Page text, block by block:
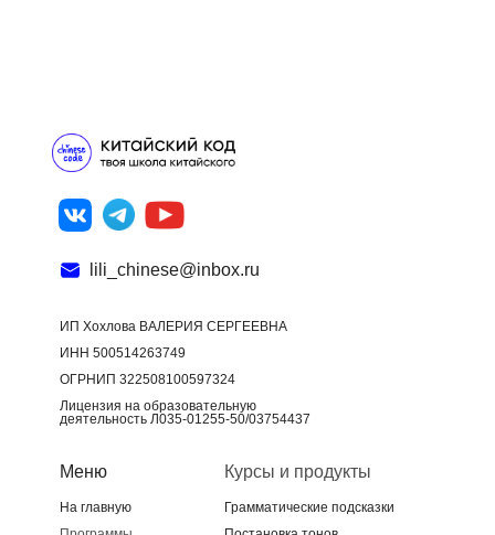
Курсы и продукты
Грамматические подсказки
На главную
Меню
ИП Хохлова ВАЛЕРИЯ СЕРГЕЕВНА
ИНН 500514263749
ОГРНИП 322508100597324
Лицензия на образовательную
деятельность Л035-01255-50/03754437
lili_chinese@inbox.ru